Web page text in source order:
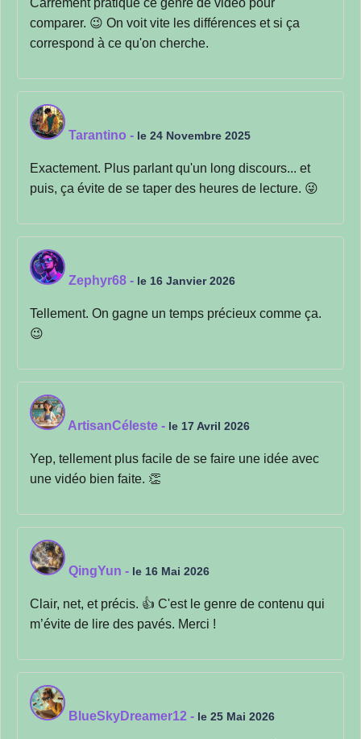
Carrément pratique ce genre de vidéo pour
comparer. 😉 On voit vite les différences et si ça
correspond à ce qu'on cherche.
Tarantino - le 24 Novembre 2025
Exactement. Plus parlant qu'un long discours... et
puis, ça évite de se taper des heures de lecture. 😜
Zephyr68 - le 16 Janvier 2026
Tellement. On gagne un temps précieux comme ça.
😉
ArtisanCéleste - le 17 Avril 2026
Yep, tellement plus facile de se faire une idée avec
une vidéo bien faite. 👏
QingYun - le 16 Mai 2026
Clair, net, et précis. 👍 C'est le genre de contenu qui
m’évite de lire des pavés. Merci !
BlueSkyDreamer12 - le 25 Mai 2026